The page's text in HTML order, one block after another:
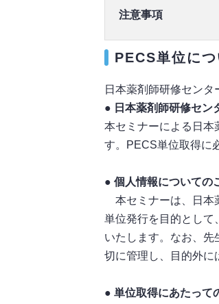
注意事項
PECS単位につ
日本薬剤師研修セン
● 日本薬剤師研修セン
本セミナーによる日本
す。PECS単位取得に
● 個人情報についての
本セミナーは、日本
単位発行を目的とし
いたします。なお、
切に管理し、目的外に
● 単位取得にあたって